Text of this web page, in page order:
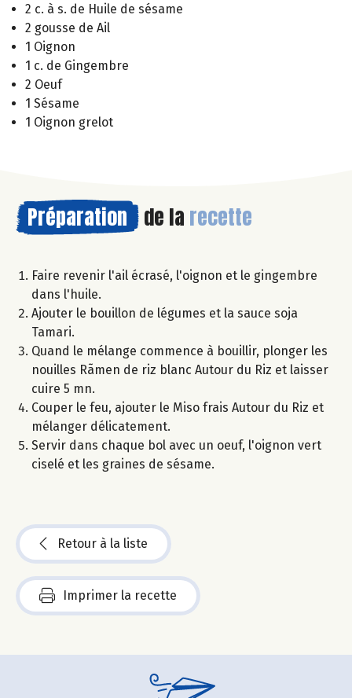
2 c. à s. de Huile de sésame
2 gousse de Ail
1 Oignon
1 c. de Gingembre
2 Oeuf
1 Sésame
1 Oignon grelot
Préparation de la recette
Faire revenir l'ail écrasé, l'oignon et le gingembre
dans l'huile.
Ajouter le bouillon de légumes et la sauce soja
Tamari.
Quand le mélange commence à bouillir, plonger les
nouilles Rãmen de riz blanc Autour du Riz et laisser
cuire 5 mn.
Couper le feu, ajouter le Miso frais Autour du Riz et
mélanger délicatement.
Servir dans chaque bol avec un oeuf, l'oignon vert
ciselé et les graines de sésame.
Retour à la liste
Imprimer la recette